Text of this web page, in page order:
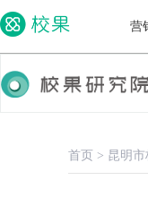
营
首页 > 昆明